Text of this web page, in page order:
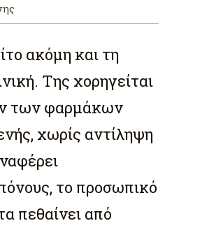
ακόμη και τη
Της χορηγείται
των φαρμάκων
χωρίς αντίληψη
το προσωπικό
πεθαίνει από